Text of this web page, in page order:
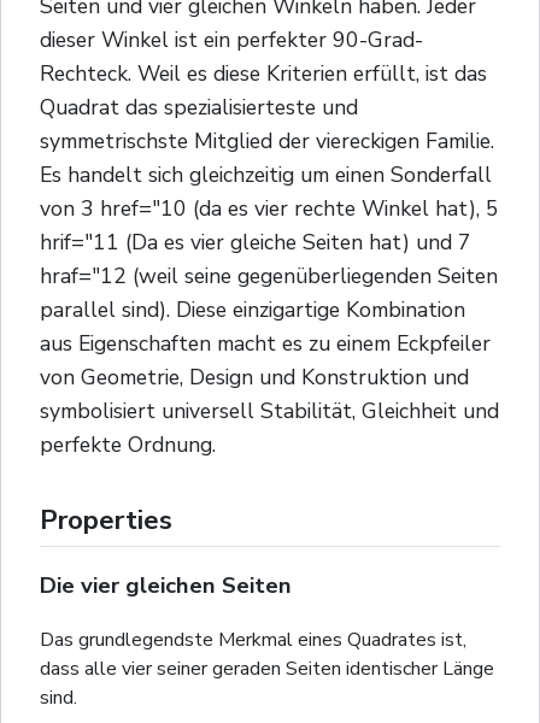
Seiten und vier gleichen Winkeln haben. Jeder
dieser Winkel ist ein perfekter 90-Grad-
Rechteck. Weil es diese Kriterien erfüllt, ist das
Quadrat das spezialisierteste und
symmetrischste Mitglied der viereckigen Familie.
Es handelt sich gleichzeitig um einen Sonderfall
von 3 href="10 (da es vier rechte Winkel hat), 5
hrif="11 (Da es vier gleiche Seiten hat) und 7
hraf="12 (weil seine gegenüberliegenden Seiten
parallel sind). Diese einzigartige Kombination
aus Eigenschaften macht es zu einem Eckpfeiler
von Geometrie, Design und Konstruktion und
symbolisiert universell Stabilität, Gleichheit und
perfekte Ordnung.
Properties
Die vier gleichen Seiten
Das grundlegendste Merkmal eines Quadrates ist,
dass alle vier seiner geraden Seiten identischer Länge
sind.